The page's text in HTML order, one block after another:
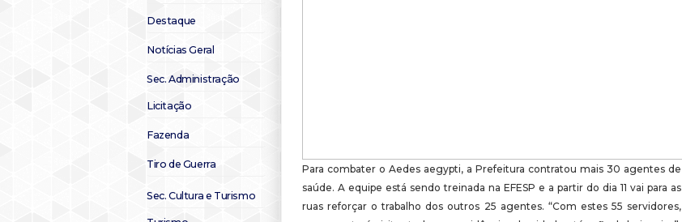
Destaque
Notícias Geral
Sec. Administração
Licitação
Fazenda
Tiro de Guerra
Sec. Cultura e Turismo
Para combater o Aedes aegypti, a Prefeitura contratou mais 30 agentes de
saúde. A equipe está sendo treinada na EFESP e a partir do dia 11 vai para as
ruas reforçar o trabalho dos outros 25 agentes. “Com estes 55 servidores,